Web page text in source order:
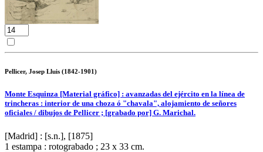
Pellicer, Josep Lluis (1842-1901)
Monte Esquinza [Material gráfico] : avanzadas del ejército en la línea de
trincheras : interior de una choza ó "chavala", alojamiento de señores
oficiales / dibujos de Pellicer ; [grabado por] G. Marichal.
[Madrid] : [s.n.], [1875]
1 estampa : rotograbado ; 23 x 33 cm.